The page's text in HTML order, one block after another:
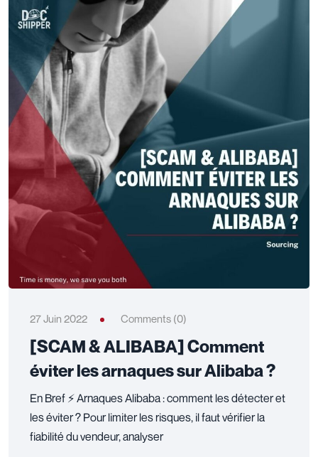
27 Juin 2022 Comments (0)
[SCAM & ALIBABA] Comment
éviter les arnaques sur Alibaba ?
En Bref ⚡ Arnaques Alibaba : comment les détecter et
les éviter ? Pour limiter les risques, il faut vérifier la
fiabilité du vendeur, analyser